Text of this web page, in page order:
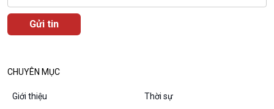
Thanh âm ký sự
Chân dung cuộc sống
Các chương trình đặc biệt
CHUYÊN MỤC
Giới thiệu Thời sự